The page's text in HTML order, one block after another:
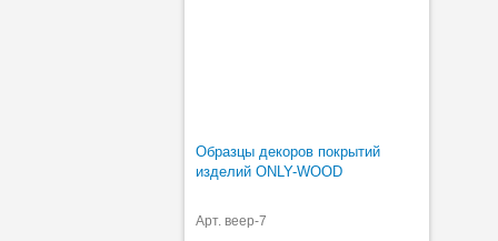
Образцы декоров покрытий
изделий ONLY-WOOD
Арт. веер-7